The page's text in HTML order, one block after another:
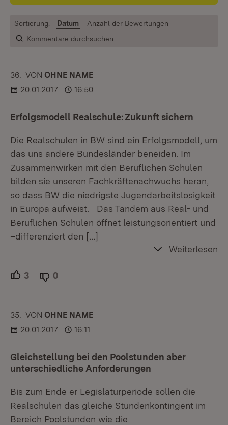
Kommentare durchsuchen
Sortierung: Datum Anzahl der Bewertungen
36. KOMMENTAR
VON :OHNE NAME
20.01.2017
16:50
Erfolgsmodell Realschule: Zukunft sichern
Die Realschulen in BW sind ein Erfolgsmodell, um
das uns andere Bundesländer beneiden. Im
Zusammenwirken mit den Beruflichen Schulen
bilden sie unseren Fachkräftenachwuchs heran,
so dass BW die niedrigste Jugendarbeitslosigkeit
in Europa aufweist. Das Tandem aus Real- und
Beruflichen Schulen öffnet leistungsorientiert und
–differenziert den […]
Weiterlesen
3 Unterstützer.
0
35. KOMMENTAR
VON :OHNE NAME
20.01.2017
16:11
Gleichstellung bei den Poolstunden aber
unterschiedliche Anforderungen
Bis zum Ende er Legislaturperiode sollen die
Realschulen das gleiche Stundenkontingent im
Bereich Poolstunden wie die